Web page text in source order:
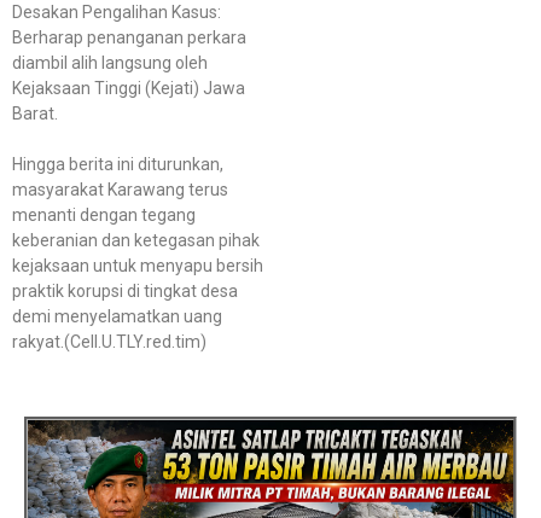
Desakan Pengalihan Kasus:
Berharap penanganan perkara
diambil alih langsung oleh
Kejaksaan Tinggi (Kejati) Jawa
Barat.
Hingga berita ini diturunkan,
masyarakat Karawang terus
menanti dengan tegang
keberanian dan ketegasan pihak
kejaksaan untuk menyapu bersih
praktik korupsi di tingkat desa
demi menyelamatkan uang
rakyat.(Cell.U.TLY.red.tim)